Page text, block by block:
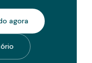
agora